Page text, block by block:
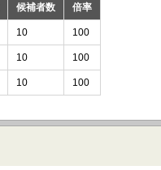
候補者数 倍率
10 100
10 100
10 100